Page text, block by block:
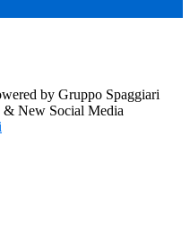
by Gruppo Spaggiari
& New Social Media